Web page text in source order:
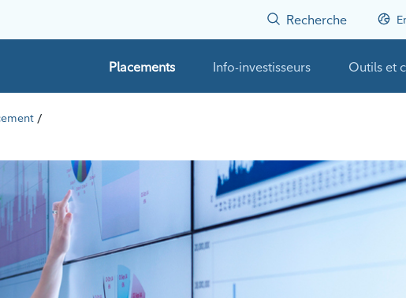
Recherche
Placements Info-investisseurs Outils et
/